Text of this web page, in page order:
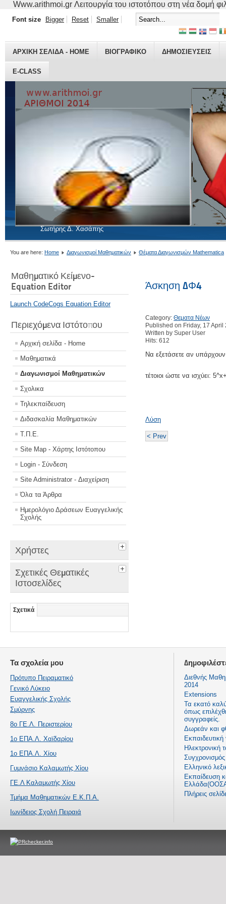
Www.arithmoi.gr Λειτουργία του ιστοτόπου στη νέα δομή
Σωτήρης Δ. Χασάπης
ΑΡΧΙΚΗ ΣΕΛΙΔΑ - HOME ΒΙΟΓΡΑΦΙΚO ΔΗΜΟΣΙΕΥΣΕΙΣ
E-CLASS
Font size Bigger Reset Smaller
You are here: Home Διαγωνισμοί Μαθηματικών Θέματα Διαγωνισμών Mathematica
Μαθηματικό Κείμενο-
Equation Editor
Launch CodeCogs Equation Editor
Περιεχόμενα Ιστότοπου
Αρχική σελίδα - Home
Μαθηματικά
Διαγωνισμοί Μαθηματικών
Σχολικα
Τηλεκπαίδευση
Διδασκαλία Μαθηματικών
Τ.Π.Ε.
Site Map - Χάρτης Ιστότοπου
Login - Σύνδεση
Site Administrator - Διαχείριση
Όλα τα Άρθρα
Ημερολόγιο Δράσεων Ευαγγελικής
Σχολής
Χρήστες
Σχετικές Θεματικές
Ιστοσελίδες
Σχετικά
Άσκηση ΔΦ4
Category:Θεματα Νέων
Published on Friday, 17 April
Written by Super User
Hits: 612
Να εξετάσετε αν υπάρχουν
τέτοιοι ώστε να ισχύει:
Λύση
< Prev
Τα σχολεία μου
Πρότυπο Πειραματικό
Γενικό Λύκειο
Ευαγγελικής Σχολής
Σμύρνης
8ο ΓΕ.Λ. Περιστερίου
1ο ΕΠΑ.Λ. Χαϊδαρίου
1ο ΕΠΑ.Λ. Χίου
Γυμνάσιο Καλαμωτής Χίου
ΓΕ.Λ Καλαμωτής Χίου
Τμήμα Μαθηματικών Ε.Κ.Π.Α.
Ιωνίδειος Σχολή Πειραιά
Διεθνής
2014
Extensions
Τα εκατό
όπως
συγγραφείς.
Δωρεάν και
Ηλεκτρονική
Ελληνικό
Εκπαίδευση
Πλήρεις